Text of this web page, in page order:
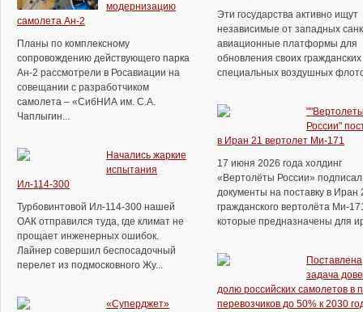
модернизацию
самолета Ан-2
Планы по комплексному
сопровождению действующего парка
Ан-2 рассмотрели в Росавиации на
совещании с разработчиком
самолета – «СибНИА им. С.А.
Чаплыгин...
Начались жаркие
испытания
Ил-114-300
Турбовинтовой Ил-114-300 нашей
ОАК отправился туда, где климат не
прощает инженерных ошибок.
Лайнер совершил беспосадочный
перелет из подмосковного Жу...
«Суперджет»
Эти государства активно ищут
независимые от западных
авиационные платформы для
обновления своих
специальных воздушных
России"
в Иран 21 вертолет Ми-171
17 июня 2026 года холдинг
«Вертолёты России» подписал
документы на поставку в Иран
гражданского вертолёта Ми-
которые предназначены для
Поставлена
задача
долю российских самолетов в
перевозчиков до 50% к 2030